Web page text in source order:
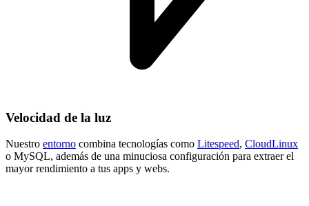
Velocidad de la luz
Nuestro entorno combina tecnologías como Litespeed, CloudLinux
o MySQL, además de una minuciosa configuración para extraer el
mayor rendimiento a tus apps y webs.